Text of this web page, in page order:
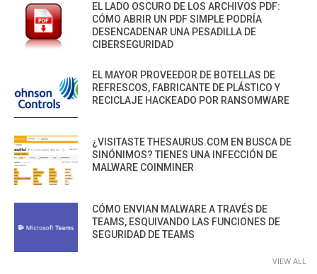
EL LADO OSCURO DE LOS ARCHIVOS PDF:
CÓMO ABRIR UN PDF SIMPLE PODRÍA
DESENCADENAR UNA PESADILLA DE
CIBERSEGURIDAD
EL MAYOR PROVEEDOR DE BOTELLAS DE
REFRESCOS, FABRICANTE DE PLÁSTICO Y
RECICLAJE HACKEADO POR RANSOMWARE
¿VISITASTE THESAURUS.COM EN BUSCA DE
SINÓNIMOS? TIENES UNA INFECCIÓN DE
MALWARE COINMINER
CÓMO ENVIAN MALWARE A TRAVÉS DE
TEAMS, ESQUIVANDO LAS FUNCIONES DE
SEGURIDAD DE TEAMS
VIEW ALL